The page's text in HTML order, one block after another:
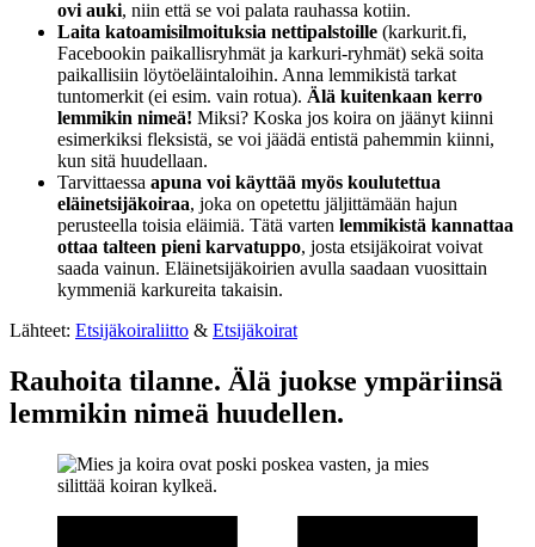
ovi auki, niin että se voi palata rauhassa kotiin.
Laita katoamisilmoituksia nettipalstoille (karkurit.fi,
Facebookin paikallisryhmät ja karkuri-ryhmät) sekä soita
paikallisiin löytöeläintaloihin. Anna lemmikistä tarkat
tuntomerkit (ei esim. vain rotua). Älä kuitenkaan kerro
lemmikin nimeä! Miksi? Koska jos koira on jäänyt kiinni
esimerkiksi fleksistä, se voi jäädä entistä pahemmin kiinni,
kun sitä huudellaan.
Tarvittaessa apuna voi käyttää myös koulutettua
eläinetsijäkoiraa, joka on opetettu jäljittämään hajun
perusteella toisia eläimiä. Tätä varten lemmikistä kannattaa
ottaa talteen pieni karvatuppo, josta etsijäkoirat voivat
saada vainun. Eläinetsijäkoirien avulla saadaan vuosittain
kymmeniä karkureita takaisin.
Lähteet: Etsijäkoiraliitto & Etsijäkoirat
Rauhoita tilanne. Älä juokse ympäriinsä
lemmikin nimeä huudellen.